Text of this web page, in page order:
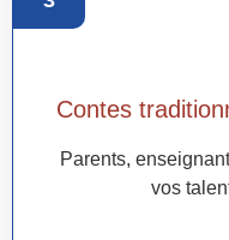
Contes
Parents,
vos